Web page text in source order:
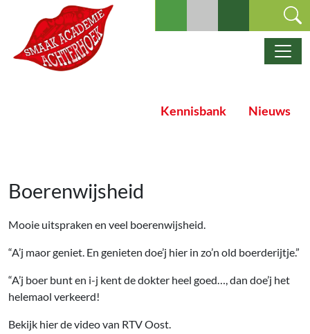
Ga naar de inhoud
Hoofdnavigatie
Kennisbank Nieuws
Boerenwijsheid
Mooie uitspraken en veel boerenwijsheid.
“A’j maor geniet. En genieten doe’j hier in zo’n old boerderijtje.”
“A’j boer bunt en i-j kent de dokter heel goed…, dan doe’j het
helemaol verkeerd!
Bekijk hier de video van RTV Oost.